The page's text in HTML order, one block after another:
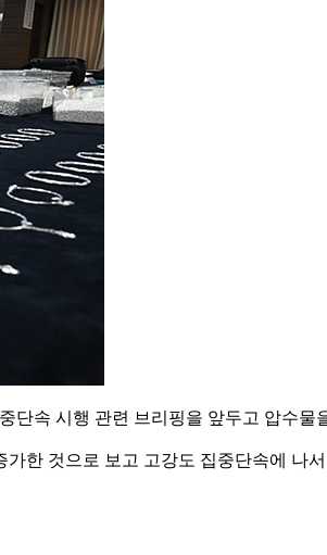
단속 시행 관련 브리핑을 앞두고 압수물
한 것으로 보고 고강도 집중단속에 나서